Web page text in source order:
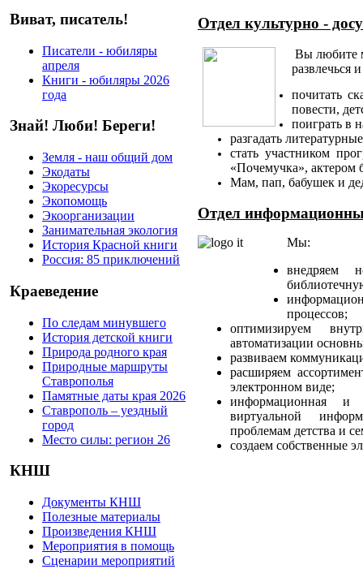
Виват, писатель!
Писатели - юбиляры
апреля
Книги - юбиляры 2026
года
Знай! Люби! Береги!
Земля - наш общий дом
Экодаты
Экоресурсы
Экопомощь
Экоорганизации
Занимательная экология
История Красной книги
Россия: 85 приключений
Краеведение
По следам минувшего
История детской книги
Природа родного края
Природные маршруты
Ставрополья
Памятные даты края 2026
Ставрополь – уездный
город
Место силы: регион 26
КНШ
Документы КНШ
Полезные материалы
Произведения КНШ
Мероприятия в помощь
Сценарии мероприятий
Отдел культурно -
Вы любите
развлечься
почитать
повести,
поиграть в
разгадать
стать участником
«Почемучка», актером
Мам, пап, бабушек и
Отдел
Мы:
внедряем
процессов;
оптимизируем
автоматизации
развиваем
расширяем
электронном виде;
информационная и
виртуальной
проблемам детства и
создаем собственные